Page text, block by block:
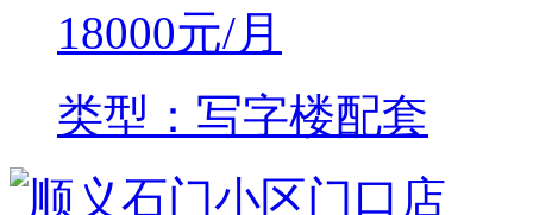
18000元/月
类型：写字楼配套